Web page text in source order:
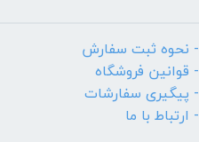
- نحوه ثبت سفارش
- قوانین فروشگاه
- پیگیری سفارشات
- ارتباط با ما